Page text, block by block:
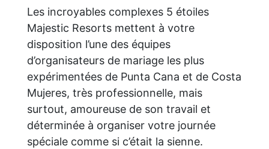
Les incroyables complexes 5 étoiles
Majestic Resorts mettent à votre
disposition l’une des équipes
d’organisateurs de mariage les plus
expérimentées de Punta Cana et de Costa
Mujeres, très professionnelle, mais
surtout, amoureuse de son travail et
déterminée à organiser votre journée
spéciale comme si c’était la sienne.